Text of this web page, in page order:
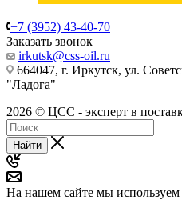
+7 (3952) 43-40-70
Заказать звонок
irkutsk@css-oil.ru
664047, г. Иркутск, ул.
"Ладога"
2026 © ЦСС - эксперт в
Найти
На нашем сайте мы